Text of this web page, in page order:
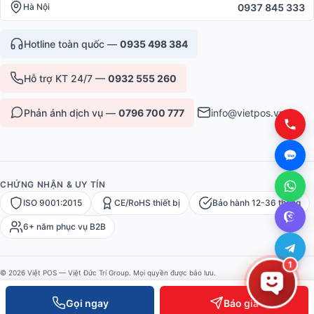
Gọi ngay Báo giá
Hà Nội 0937 845 333
Hotline toàn quốc — 0935 498 384
Hỗ trợ KT 24/7 — 0932 555 260
Phản ánh dịch vụ — 0796 700 777 info@vietpos.vn
CHỨNG NHẬN & UY TÍN
ISO 9001:2015
CE/RoHS thiết bị Bảo hành 12-36 tháng
6+ năm phục vụ B2B
© 2026 Việt POS — Việt Đức Trí Group. Mọi quyền được bảo lưu.
Bảo mật·Điều khoản·Sitemap
1